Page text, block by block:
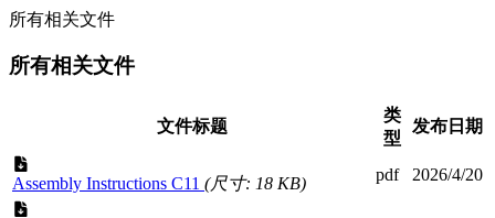
所有相关文件
所有相关文件
文件标题
类
型
发布日期
Assembly Instructions C11 (尺寸: 18 KB) pdf 2026/4/20